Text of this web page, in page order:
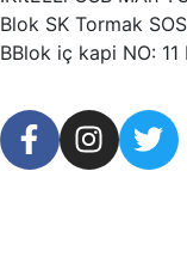
Blok SK Tormak
BBlok iç kapi NO: